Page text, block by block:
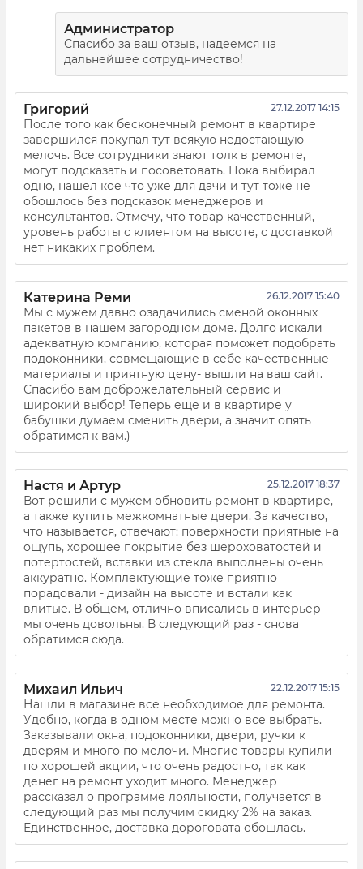
Администратор
Спасибо за ваш отзыв, надеемся на
дальнейшее сотрудничество!
Григорий 27.12.2017 14:15
После того как бесконечный ремонт в квартире
завершился покупал тут всякую недостающую
мелочь. Все сотрудники знают толк в ремонте,
могут подсказать и посоветовать. Пока выбирал
одно, нашел кое что уже для дачи и тут тоже не
обошлось без подсказок менеджеров и
консультантов. Отмечу, что товар качественный,
уровень работы с клиентом на высоте, с доставкой
нет никаких проблем.
Катерина Реми 26.12.2017 15:40
Мы с мужем давно озадачились сменой оконных
пакетов в нашем загородном доме. Долго искали
адекватную компанию, которая поможет подобрать
подоконники, совмещающие в себе качественные
материалы и приятную цену- вышли на ваш сайт.
Спасибо вам доброжелательный сервис и
широкий выбор! Теперь еще и в квартире у
бабушки думаем сменить двери, а значит опять
обратимся к вам.)
Настя и Артур 25.12.2017 18:37
Вот решили с мужем обновить ремонт в квартире,
а также купить межкомнатные двери. За качество,
что называется, отвечают: поверхности приятные на
ощупь, хорошее покрытие без шероховатостей и
потертостей, вставки из стекла выполнены очень
аккуратно. Комплектующие тоже приятно
порадовали - дизайн на высоте и встали как
влитые. В общем, отлично вписались в интерьер -
мы очень довольны. В следующий раз - снова
обратимся сюда.
Михаил Ильич 22.12.2017 15:15
Нашли в магазине все необходимое для ремонта.
Удобно, когда в одном месте можно все выбрать.
Заказывали окна, подоконники, двери, ручки к
дверям и много по мелочи. Многие товары купили
по хорошей акции, что очень радостно, так как
денег на ремонт уходит много. Менеджер
рассказал о программе лояльности, получается в
следующий раз мы получим скидку 2% на заказ.
Единственное, доставка дороговата обошлась.